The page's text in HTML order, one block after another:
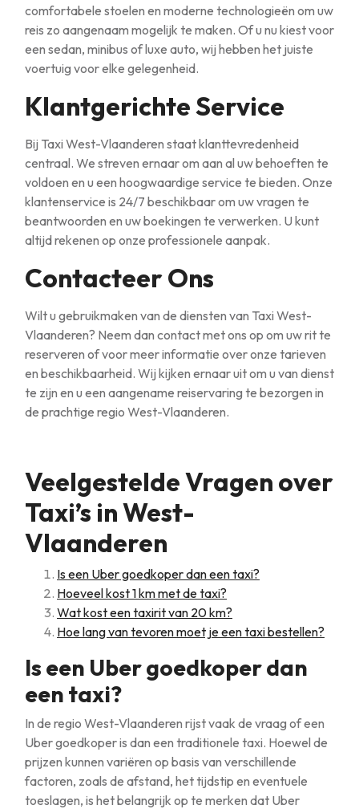
comfortabele stoelen en moderne technologieën om uw
reis zo aangenaam mogelijk te maken. Of u nu kiest voor
een sedan, minibus of luxe auto, wij hebben het juiste
voertuig voor elke gelegenheid.
Klantgerichte Service
Bij Taxi West-Vlaanderen staat klanttevredenheid
centraal. We streven ernaar om aan al uw behoeften te
voldoen en u een hoogwaardige service te bieden. Onze
klantenservice is 24/7 beschikbaar om uw vragen te
beantwoorden en uw boekingen te verwerken. U kunt
altijd rekenen op onze professionele aanpak.
Contacteer Ons
Wilt u gebruikmaken van de diensten van Taxi West-
Vlaanderen? Neem dan contact met ons op om uw rit te
reserveren of voor meer informatie over onze tarieven
en beschikbaarheid. Wij kijken ernaar uit om u van dienst
te zijn en u een aangename reiservaring te bezorgen in
de prachtige regio West-Vlaanderen.
Veelgestelde Vragen over
Taxi’s in West-
Vlaanderen
Is een Uber goedkoper dan een taxi?
Hoeveel kost 1 km met de taxi?
Wat kost een taxirit van 20 km?
Hoe lang van tevoren moet je een taxi bestellen?
Is een Uber goedkoper dan
een taxi?
In de regio West-Vlaanderen rijst vaak de vraag of een
Uber goedkoper is dan een traditionele taxi. Hoewel de
prijzen kunnen variëren op basis van verschillende
factoren, zoals de afstand, het tijdstip en eventuele
toeslagen, is het belangrijk op te merken dat Uber